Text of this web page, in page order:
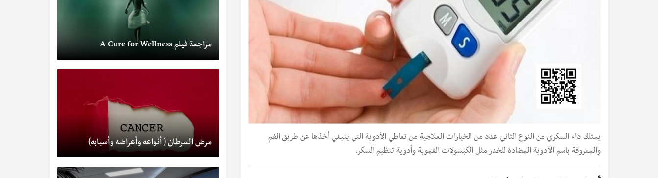
يمتلك داء السكري من النوع الثاني عدد من الخيارات العلاجية من تعاطي الأدوية التي ينبغي أخذها عن طريق الفم
والمعروفة باسم الأدوية المضادة للخدر مثل الكبسولات الفموية وأدوية تنظيم السكر.
مراجعة فيلم A Cure for Wellness
مرض السرطان ( أنواعه وأعراضه وأسبابه)